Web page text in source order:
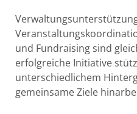
und Fundraising sind
erfolgreiche Initiative
unterschiedlichem
gemeinsame Ziele